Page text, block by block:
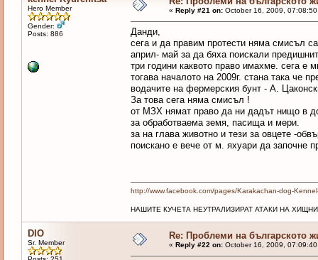
Hero Member
Gender:
Posts: 886
« Reply #21 on:October 16, 2009, 07:08:50
Данди,
сега и да правим протести няма смисъл
април- май за да бяха поискали
три години каквото право имахме. сега е
тогава началото на 2009г. стана така че
водачите на фермерския бунт - А.
За това сега няма смисъл !
от МЗХ нямат право да ни дадът нищо в
за обработваема земя, пасища и мери.
за на глава животно и тези за овцете -
поискано е вече от м. яхуари да започне
http://www.facebook.com/pages/Karakachan-dog-
НАШИТЕ КУЧЕТА НЕУТРАЛИЗИРАТ АТАКИ НА
DIO
Sr. Member
Re: Проблеми на българското
« Reply #22 on:October 16, 2009, 07:09:40